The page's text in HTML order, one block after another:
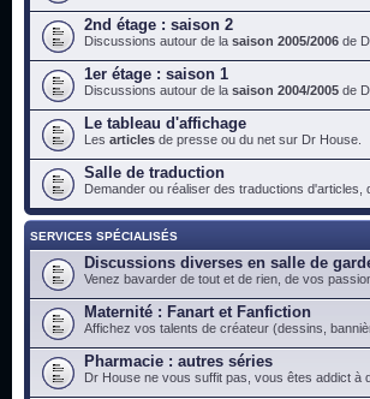
2nd étage : saison 2
Discussions autour de la saison 2005/2006 de
1er étage : saison 1
Discussions autour de la saison 2004/2005 de
Le tableau d'affichage
Les articles de presse ou du net sur Dr House.
Salle de traduction
Demander ou réaliser des traductions
SERVICES SPÉCIALISÉS
Discussions diverses en salle de
Venez bavarder de tout et de rien, de vos
Maternité : Fanart et Fanfiction
Affichez vos talents de créateur (dessins,
Pharmacie : autres séries
Dr House ne vous suffit pas, vous êtes addict à